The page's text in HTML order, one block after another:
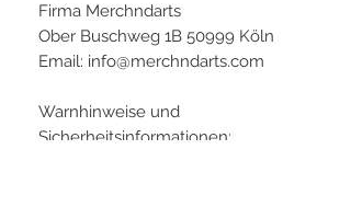
Firma Merchndarts
Ober Buschweg 1B 50999 Köln
Email: info@merchndarts.com
Warnhinweise und
Sicherheitsinformationen: